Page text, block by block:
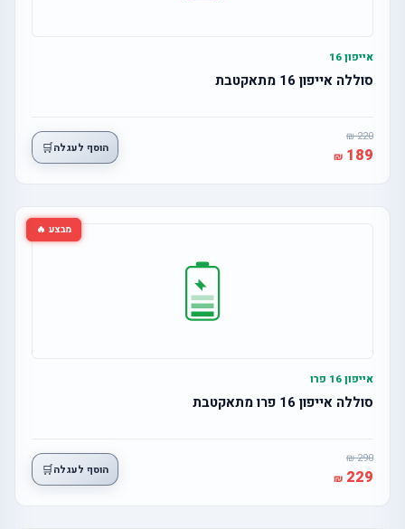
אייפון 16
סוללה אייפון 16 מתאקטבת
220
189 הוסף לעגלה🛒
מבצע 🔥
אייפון 16 פרו
סוללה אייפון 16 פרו מתאקטבת
290
229 הוסף לעגלה🛒